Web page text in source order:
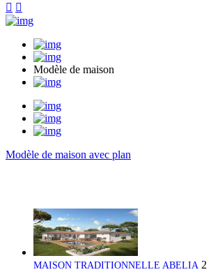
 
Modèle de maison
Modèle de maison avec plan
MAISON TRADITIONNELLE ABELIA 2